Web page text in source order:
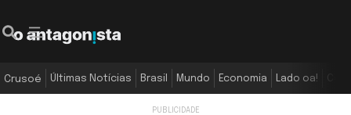
Crusoé Últimas Notícias Brasil Mundo Economia Lado oa!